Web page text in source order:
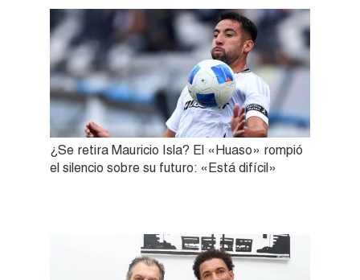
¿Se retira Mauricio Isla? El «Huaso» rompió
el silencio sobre su futuro: «Está difícil»